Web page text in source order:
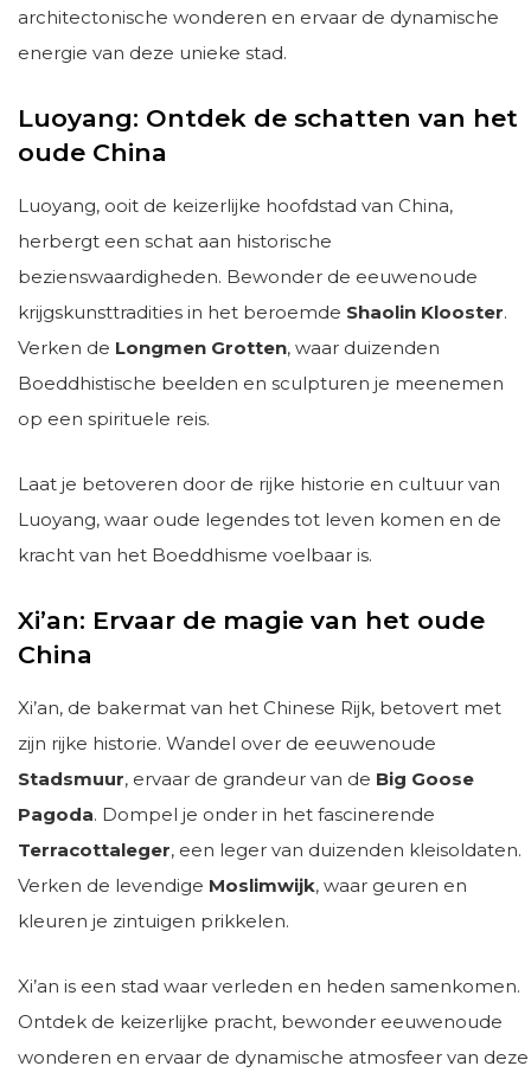
architectonische wonderen en ervaar de dynamische
energie van deze unieke stad.
Luoyang: Ontdek de schatten van het
oude China
Luoyang, ooit de keizerlijke hoofdstad van China,
herbergt een schat aan historische
bezienswaardigheden. Bewonder de eeuwenoude
krijgskunsttradities in het beroemde Shaolin Klooster.
Verken de Longmen Grotten, waar duizenden
Boeddhistische beelden en sculpturen je meenemen
op een spirituele reis.
Laat je betoveren door de rijke historie en cultuur van
Luoyang, waar oude legendes tot leven komen en de
kracht van het Boeddhisme voelbaar is.
Xi’an: Ervaar de magie van het oude
China
Xi’an, de bakermat van het Chinese Rijk, betovert met
zijn rijke historie. Wandel over de eeuwenoude
Stadsmuur, ervaar de grandeur van de Big Goose
Pagoda. Dompel je onder in het fascinerende
Terracottaleger, een leger van duizenden kleisoldaten.
Verken de levendige Moslimwijk, waar geuren en
kleuren je zintuigen prikkelen.
Xi’an is een stad waar verleden en heden samenkomen.
Ontdek de keizerlijke pracht, bewonder eeuwenoude
wonderen en ervaar de dynamische atmosfeer van deze